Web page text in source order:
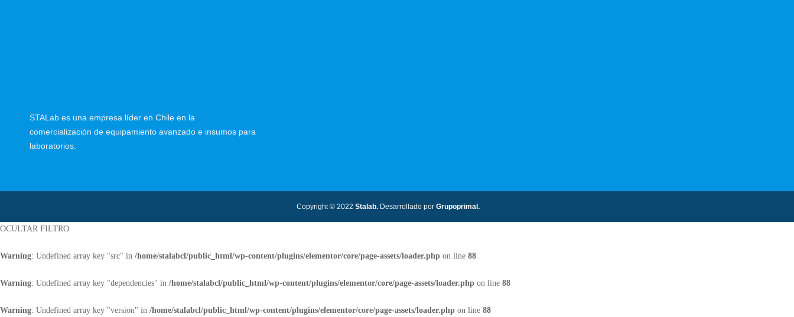
STALab es una empresa líder en Chile en la
comercialización de equipamiento avanzado e insumos para
laboratorios.
Copyright © 2022 Stalab. Desarrollado por Grupoprimal.
OCULTAR FILTRO
Warning: Undefined array key "src" in /home/stalabcl/public_html/wp-content/plugins/elementor/core/page-assets/loader.php on line 88
Warning: Undefined array key "dependencies" in /home/stalabcl/public_html/wp-content/plugins/elementor/core/page-assets/loader.php on line 88
Warning: Undefined array key "version" in /home/stalabcl/public_html/wp-content/plugins/elementor/core/page-assets/loader.php on line 88